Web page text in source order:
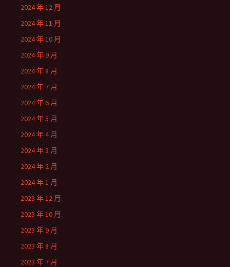
2024 年 12 月
2024 年 11 月
2024 年 10 月
2024 年 9 月
2024 年 8 月
2024 年 7 月
2024 年 6 月
2024 年 5 月
2024 年 4 月
2024 年 3 月
2024 年 2 月
2024 年 1 月
2023 年 12 月
2023 年 10 月
2023 年 9 月
2023 年 8 月
2023 年 7 月